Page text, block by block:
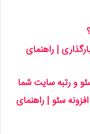
| راهنمای
و رتبه سایت شما
سئو | راهنمای